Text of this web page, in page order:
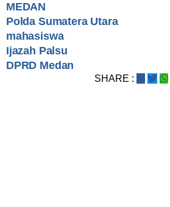
MEDAN
Polda Sumatera Utara
mahasiswa
Ijazah Palsu
DPRD Medan
SHARE :